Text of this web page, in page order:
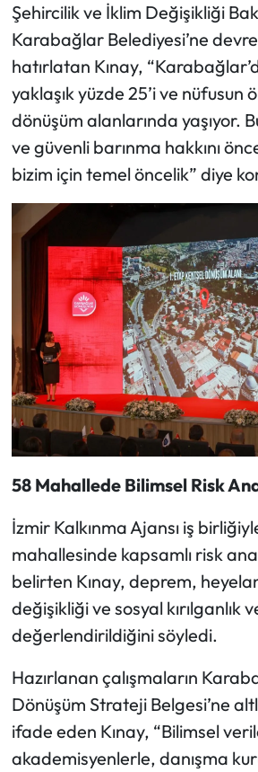
Şehircilik ve İklim Değişikliği
Karabağlar Belediyesi’ne
hatırlatan Kınay,
yaklaşık yüzde 25’i ve nüfusun
dönüşüm alanlarında yaşıyor.
ve güvenli barınma hakkını
bizim için temel öncelik” diye
58 Mahallede Bilimsel Risk
İzmir Kalkınma Ajansı iş
mahallesinde kapsamlı risk
belirten Kınay, deprem,
değişikliği ve sosyal kırılganlık
değerlendirildiğini söyledi.
Hazırlanan çalışmaların
Dönüşüm Strateji Belgesi’ne
ifade eden Kınay, “Bilimsel
akademisyenlerle, danışma